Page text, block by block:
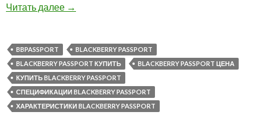
Читать далее Предложение недели — BlackBerry Passport
→
BBPASSPORT
BLACKBERRY PASSPORT
BLACKBERRY PASSPORT КУПИТЬ
BLACKBERRY PASSPORT ЦЕНА
КУПИТЬ BLACKBERRY PASSPORT
СПЕЦИФИКАЦИИ BLACKBERRY PASSPORT
ХАРАКТЕРИСТИКИ BLACKBERRY PASSPORT